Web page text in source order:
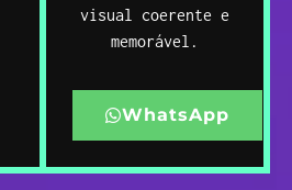
visual coerente e
memorável.
WhatsApp